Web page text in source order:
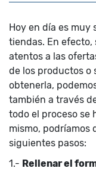
Hoy en día es
tiendas. En
atentos a las
de los productos o
obtenerla,
también a través
todo el proceso se
mismo, podríamos
siguientes pasos:
1.- Rellenar el